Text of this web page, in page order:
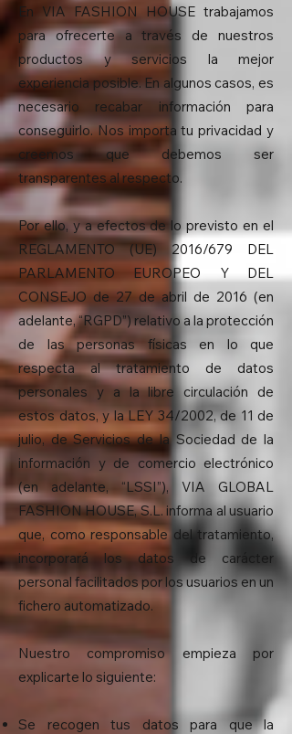
En VIA FASHION HOUSE trabajamos
para ofrecerte a través de nuestros
productos y servicios la mejor
experiencia posible. En algunos casos, es
necesario recabar información para
conseguirlo. Nos importa tu privacidad y
creemos que debemos ser
transparentes al respecto.
Por ello, y a efectos de lo previsto en el
REGLAMENTO (UE) 2016/679 DEL
PARLAMENTO EUROPEO Y DEL
CONSEJO de 27 de abril de 2016 (en
adelante, “RGPD”) relativo a la protección
de las personas físicas en lo que
respecta al tratamiento de datos
personales y a la libre circulación de
estos datos, y la LEY 34/2002, de 11 de
julio, de Servicios de la Sociedad de la
información y de comercio electrónico
(en adelante, “LSSI”), VIA GLOBAL
FASHION HOUSE, S.L. informa al usuario
que, como responsable del tratamiento,
incorporará los datos de carácter
personal facilitados por los usuarios en un
fichero automatizado.
Nuestro compromiso empieza por
explicarte lo siguiente:
Se recogen tus datos para que la